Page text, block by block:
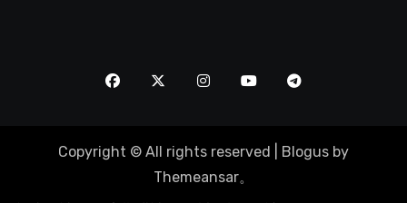
Copyright © All rights reserved Blogus by
Themeansar。